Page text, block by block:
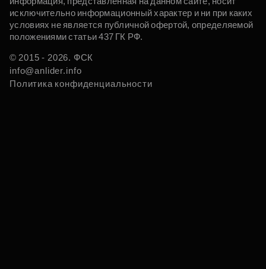
исключительно информационный характер и ни при каких
условиях не является публичной офертой, определяемой
положениями статьи 437 ГК РФ.
© 2015 - 2026. ФСК
info@anlider.info
Политика конфиденциальности